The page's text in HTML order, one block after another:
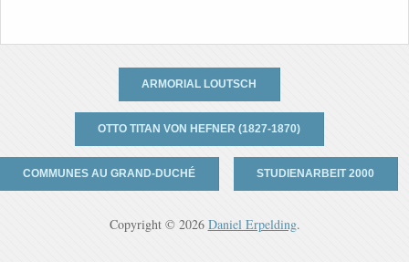
ARMORIAL LOUTSCH
OTTO TITAN VON HEFNER (1827-1870)
COMMUNES AU GRAND-DUCHÉ STUDIENARBEIT 2000
Copyright © 2026 Daniel Erpelding.